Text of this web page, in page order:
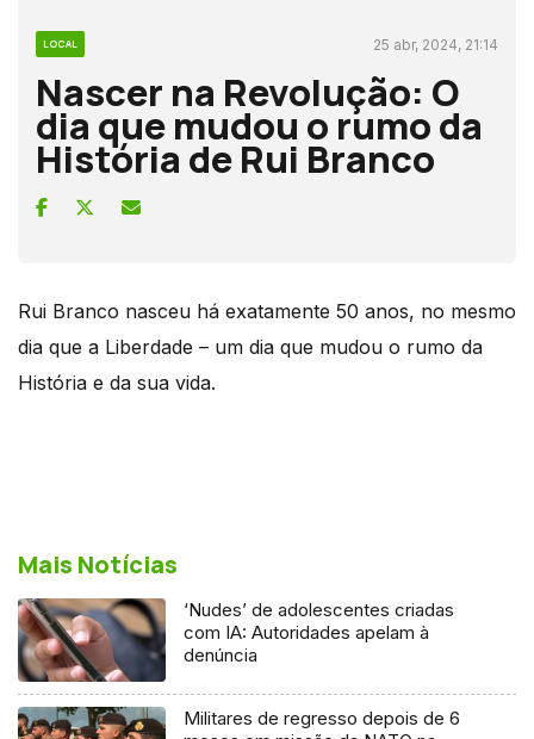
LOCAL 25 abr, 2024, 21:14
Nascer na Revolução: O
dia que mudou o rumo da
História de Rui Branco
Rui Branco nasceu há exatamente 50 anos, no mesmo
dia que a Liberdade – um dia que mudou o rumo da
História e da sua vida.
Mais Notícias
‘Nudes’ de adolescentes criadas
com IA: Autoridades apelam à
denúncia
Militares de regresso depois de 6